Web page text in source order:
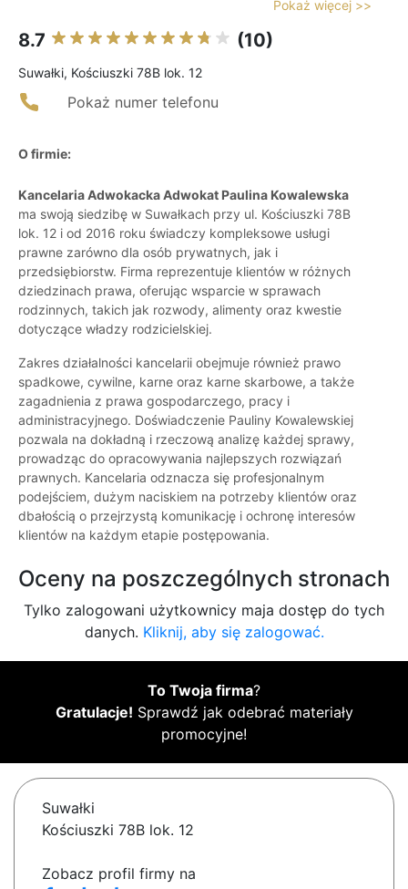
Pokaż więcej >>
8.7 (10)
Suwałki, Kościuszki 78B lok. 12
Pokaż numer telefonu
O firmie:
Kancelaria Adwokacka Adwokat Paulina Kowalewska
ma swoją siedzibę w Suwałkach przy ul. Kościuszki 78B
lok. 12 i od 2016 roku świadczy kompleksowe usługi
prawne zarówno dla osób prywatnych, jak i
przedsiębiorstw. Firma reprezentuje klientów w różnych
dziedzinach prawa, oferując wsparcie w sprawach
rodzinnych, takich jak rozwody, alimenty oraz kwestie
dotyczące władzy rodzicielskiej.
Zakres działalności kancelarii obejmuje również prawo
spadkowe, cywilne, karne oraz karne skarbowe, a także
zagadnienia z prawa gospodarczego, pracy i
administracyjnego. Doświadczenie Pauliny Kowalewskiej
pozwala na dokładną i rzeczową analizę każdej sprawy,
prowadząc do opracowywania najlepszych rozwiązań
prawnych. Kancelaria odznacza się profesjonalnym
podejściem, dużym naciskiem na potrzeby klientów oraz
dbałością o przejrzystą komunikację i ochronę interesów
klientów na każdym etapie postępowania.
Oceny na poszczególnych stronach
Tylko zalogowani użytkownicy maja dostęp do tych
danych. Kliknij, aby się zalogować.
To Twoja firma?
Gratulacje! Sprawdź jak odebrać materiały
promocyjne!
Suwałki
Kościuszki 78B lok. 12
Zobacz profil firmy na